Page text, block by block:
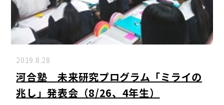
2019.8.28
河合塾 未来研究プログラム「ミライの
兆し」発表会（8/26、4年生）